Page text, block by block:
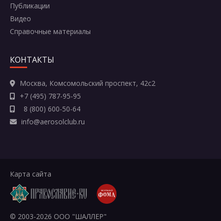
Публикации
Видео
Справочные материалы
КОНТАКТЫ
Москва, Комсомольский проспект, 42с2
+7 (495) 787-95-95
8 (800) 600-50-64
info@aerosolclub.ru
Карта сайта
© 2003-2026 ООО "ШАЛЛЕР"